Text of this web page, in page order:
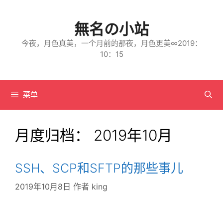
無名の小站
今夜，月色真美，一个月前的那夜，月色更美∞2019：
10：15
菜单
月度归档： 2019年10月
SSH、SCP和SFTP的那些事儿
2019年10月8日 作者 king